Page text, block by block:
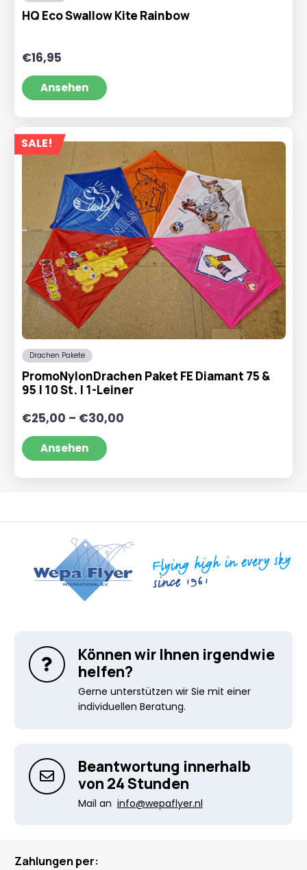
HQ Eco Swallow Kite Rainbow
€16,95
Ansehen
SALE!
Drachen Pakete
PromoNylonDrachen Paket FE Diamant 75 &
95 | 10 St. | 1-Leiner
€25,00 – €30,00Preisspanne:
Ansehen
Können wir Ihnen irgendwie
helfen?
Gerne unterstützen wir Sie mit einer
individuellen Beratung.
Beantwortung innerhalb
von 24 Stunden
Mail an info@wepaflyer.nl
Zahlungen per: